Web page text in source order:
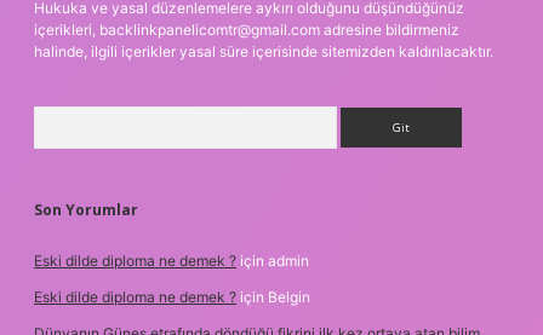
Hukuka ve yasal düzenlemelere aykırı olduğunu düşündüğünüz
içerikleri, backlinkpanelicomtr@gmail.com adresine bildirmeniz
halinde, ilgili içerikler yasal süre içerisinde sitemizden kaldırılacaktır.
Son Yorumlar
Eski dilde diploma ne demek ? için admin
Eski dilde diploma ne demek ? için Belgin